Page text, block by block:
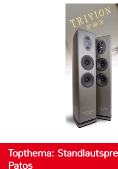
Topthema:
Patos